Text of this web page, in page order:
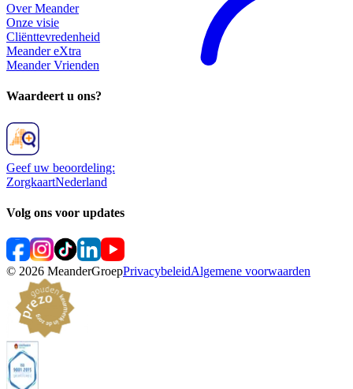
Over Meander
Onze visie
Cliënttevredenheid
Meander eXtra
Meander Vrienden
Waardeert u ons?
Geef uw beoordeling:
ZorgkaartNederland
Volg ons voor updates
© 2026 MeanderGroepPrivacybeleidAlgemene voorwaarden